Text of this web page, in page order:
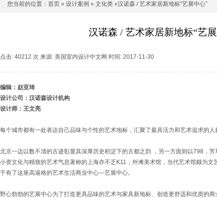
您当前的位置： 首页 » 设计案例 » 文化类 »汉诺森 / 艺术家居新地标“艺展中心”
汉诺森 / 艺术家居新地标“艺
点击: 40212 次 来源: 美国室内设计中文网 时间: 2017-11-30
编辑：赵亚琦
设计公司：汉诺森设计机构
设计师：王文亮
每个城市都有一处表达自己品味与个性的艺术地标，汇聚了最具活力和艺术追求的
北京一边以数不清的古迹彰显其深厚历史积淀下的古都之韵 ，另一方面则以798，
小资文化与精致的艺术气息著称的上海亦不乏K11，外滩美术馆，当代艺术馆颇为
于有了这座高逼格的艺术生活商业中心---艺展中心。
野心勃勃的艺展中心为了打造更具品味的艺术与家具新地标、创造更舒适和优质的